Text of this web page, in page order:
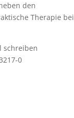
den
Therapie bei
schreiben
0